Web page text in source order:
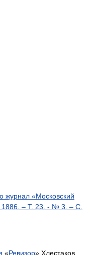
«Московский
1886. – Т. 23. - № 3. – С.
«Ревизор» Хлестаков